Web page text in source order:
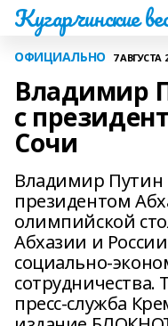
Кугарчинские
ОФИЦИАЛЬНО 7 АВГУСТА
Владимир
с
Сочи
Владимир Путин
президентом
олимпийской
Абхазии и
социально-
сотрудничества.
пресс-служба